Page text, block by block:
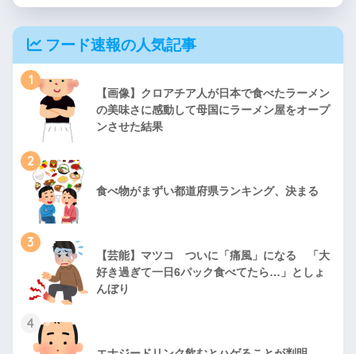
フード速報の人気記事
1
【画像】クロアチア人が日本で食べたラーメン
の美味さに感動して母国にラーメン屋をオープ
ンさせた結果
2
食べ物がまずい都道府県ランキング、決まる
3
【芸能】マツコ ついに「痛風」になる 「大
好き過ぎて一日6パック食べてたら…」としょ
んぼり
4